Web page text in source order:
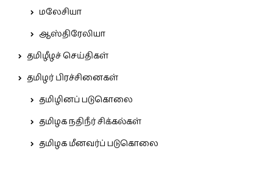
மலேசியா
ஆஸ்திரேலியா
தமிழீழச் செய்திகள்
தமிழர் பிரச்சினைகள்
தமிழினப் படுகொலை
தமிழக நதிநீர் சிக்கல்கள்
தமிழக மீனவர்ப் படுகொலை